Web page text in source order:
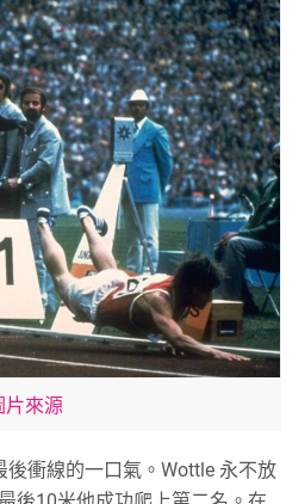
片來源
衝線的一口氣。Wottle 永不放